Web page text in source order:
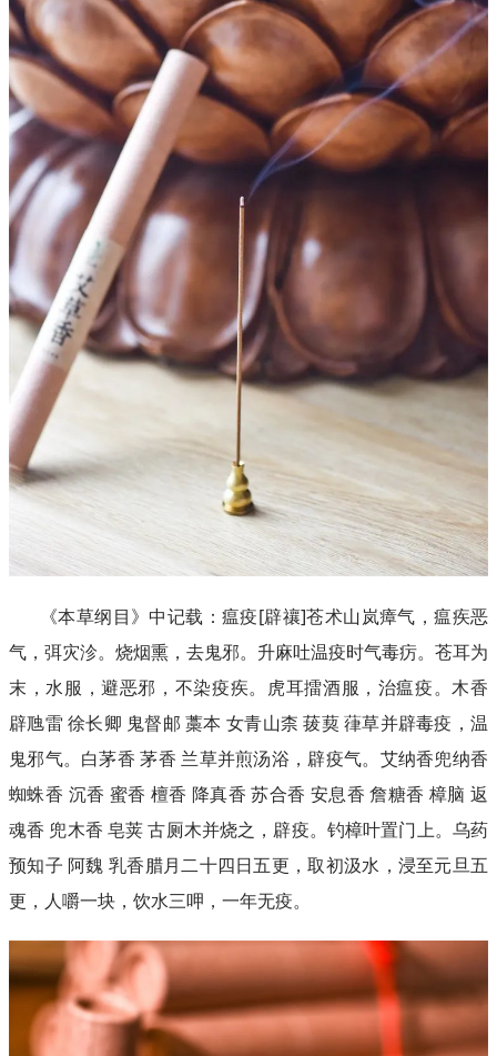
《本草纲目》中记载：瘟疫[辟禳]苍术山岚瘴气，瘟疾恶
气，弭灾沴。烧烟熏，去鬼邪。升麻吐温疫时气毒疠。苍耳为
末，水服，避恶邪，不染疫疾。虎耳擂酒服，治瘟疫。木香
辟虺雷 徐长卿 鬼督邮 藁本 女青山柰 菝葜 葎草并辟毒疫，温
鬼邪气。白茅香 茅香 兰草并煎汤浴，辟疫气。艾纳香兜纳香
蜘蛛香 沉香 蜜香 檀香 降真香 苏合香 安息香 詹糖香 樟脑 返
魂香 兜木香 皂荚 古厕木并烧之，辟疫。钓樟叶置门上。乌药
预知子 阿魏 乳香腊月二十四日五更，取初汲水，浸至元旦五
更，人嚼一块，饮水三呷，一年无疫。